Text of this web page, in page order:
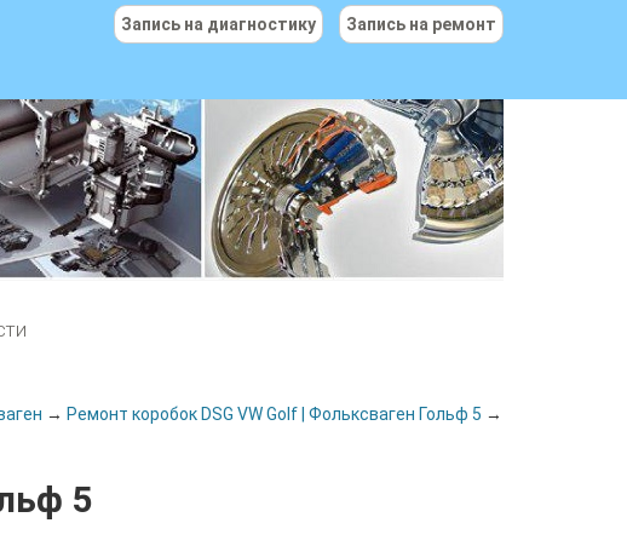
Запись на диагностику Запись на ремонт
→ Ремонт коробок DSG VW Golf | Фольксваген Гольф 5 →
5